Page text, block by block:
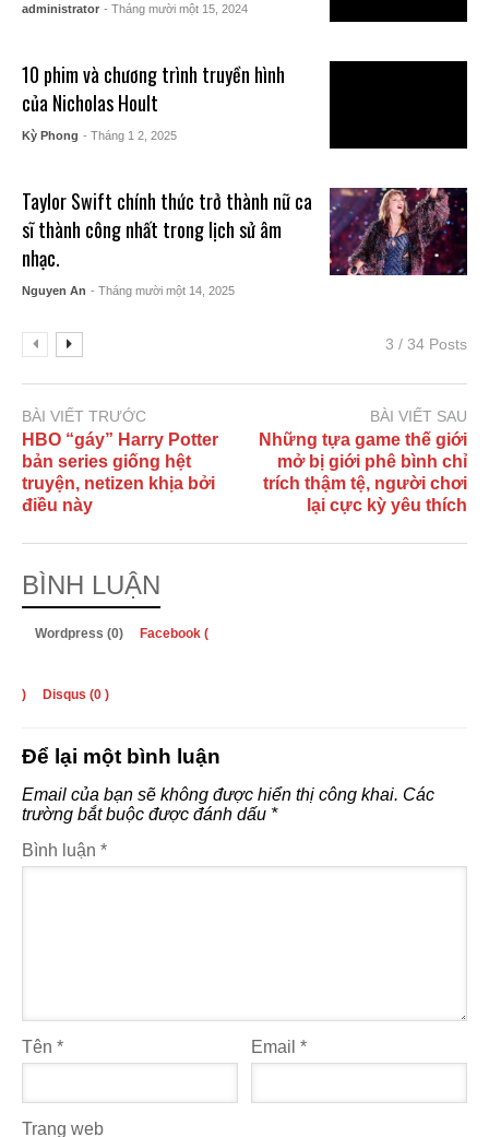
administrator - Tháng mười một 15, 2024
10 phim và chương trình truyền hình
của Nicholas Hoult
Kỳ Phong - Tháng 1 2, 2025
Taylor Swift chính thức trở thành nữ ca
sĩ thành công nhất trong lịch sử âm
nhạc.
Nguyen An - Tháng mười một 14, 2025
3 / 34 Posts
BÀI VIẾT TRƯỚC
HBO “gáy” Harry Potter
bản series giống hệt
truyện, netizen khịa bởi
điều này
BÀI VIẾT SAU
Những tựa game thế giới
mở bị giới phê bình chỉ
trích thậm tệ, người chơi
lại cực kỳ yêu thích
BÌNH LUẬN
Wordpress (0) Facebook (
) Disqus (0 )
Để lại một bình luận
Email của bạn sẽ không được hiển thị công khai. Các
trường bắt buộc được đánh dấu *
Bình luận *
Tên * Email*
Trang web